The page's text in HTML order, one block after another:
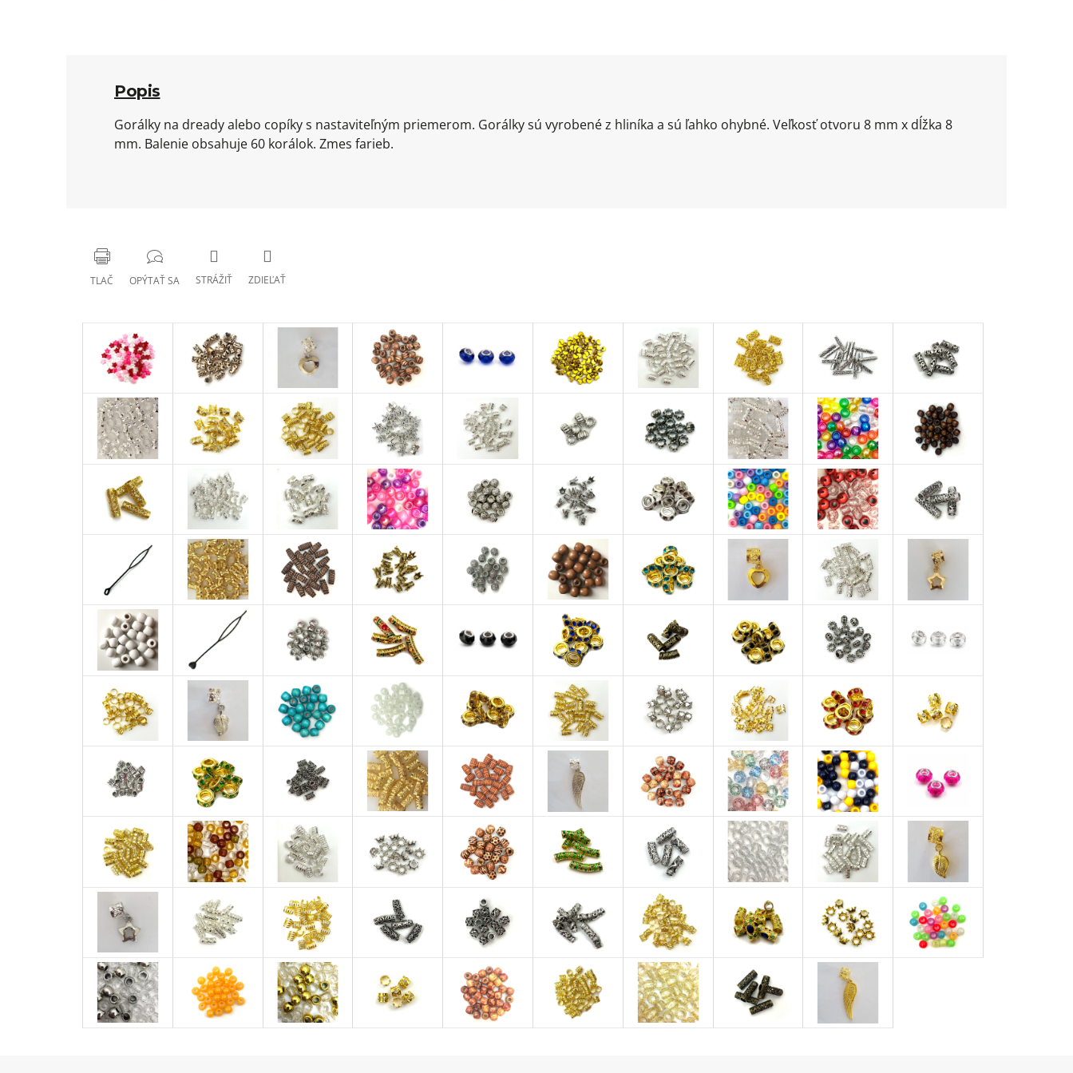
Popis
Gorálky na dready alebo copíky s nastaviteľným priemerom. Gorálky sú vyrobené z hliníka a sú ľahko ohybné. Veľkosť otvoru 8 mm x dĺžka 8
mm. Balenie obsahuje 60 korálok. Zmes farieb.
TLAČ OPÝTAŤ SA STRÁŽIŤ ZDIEĽAŤ